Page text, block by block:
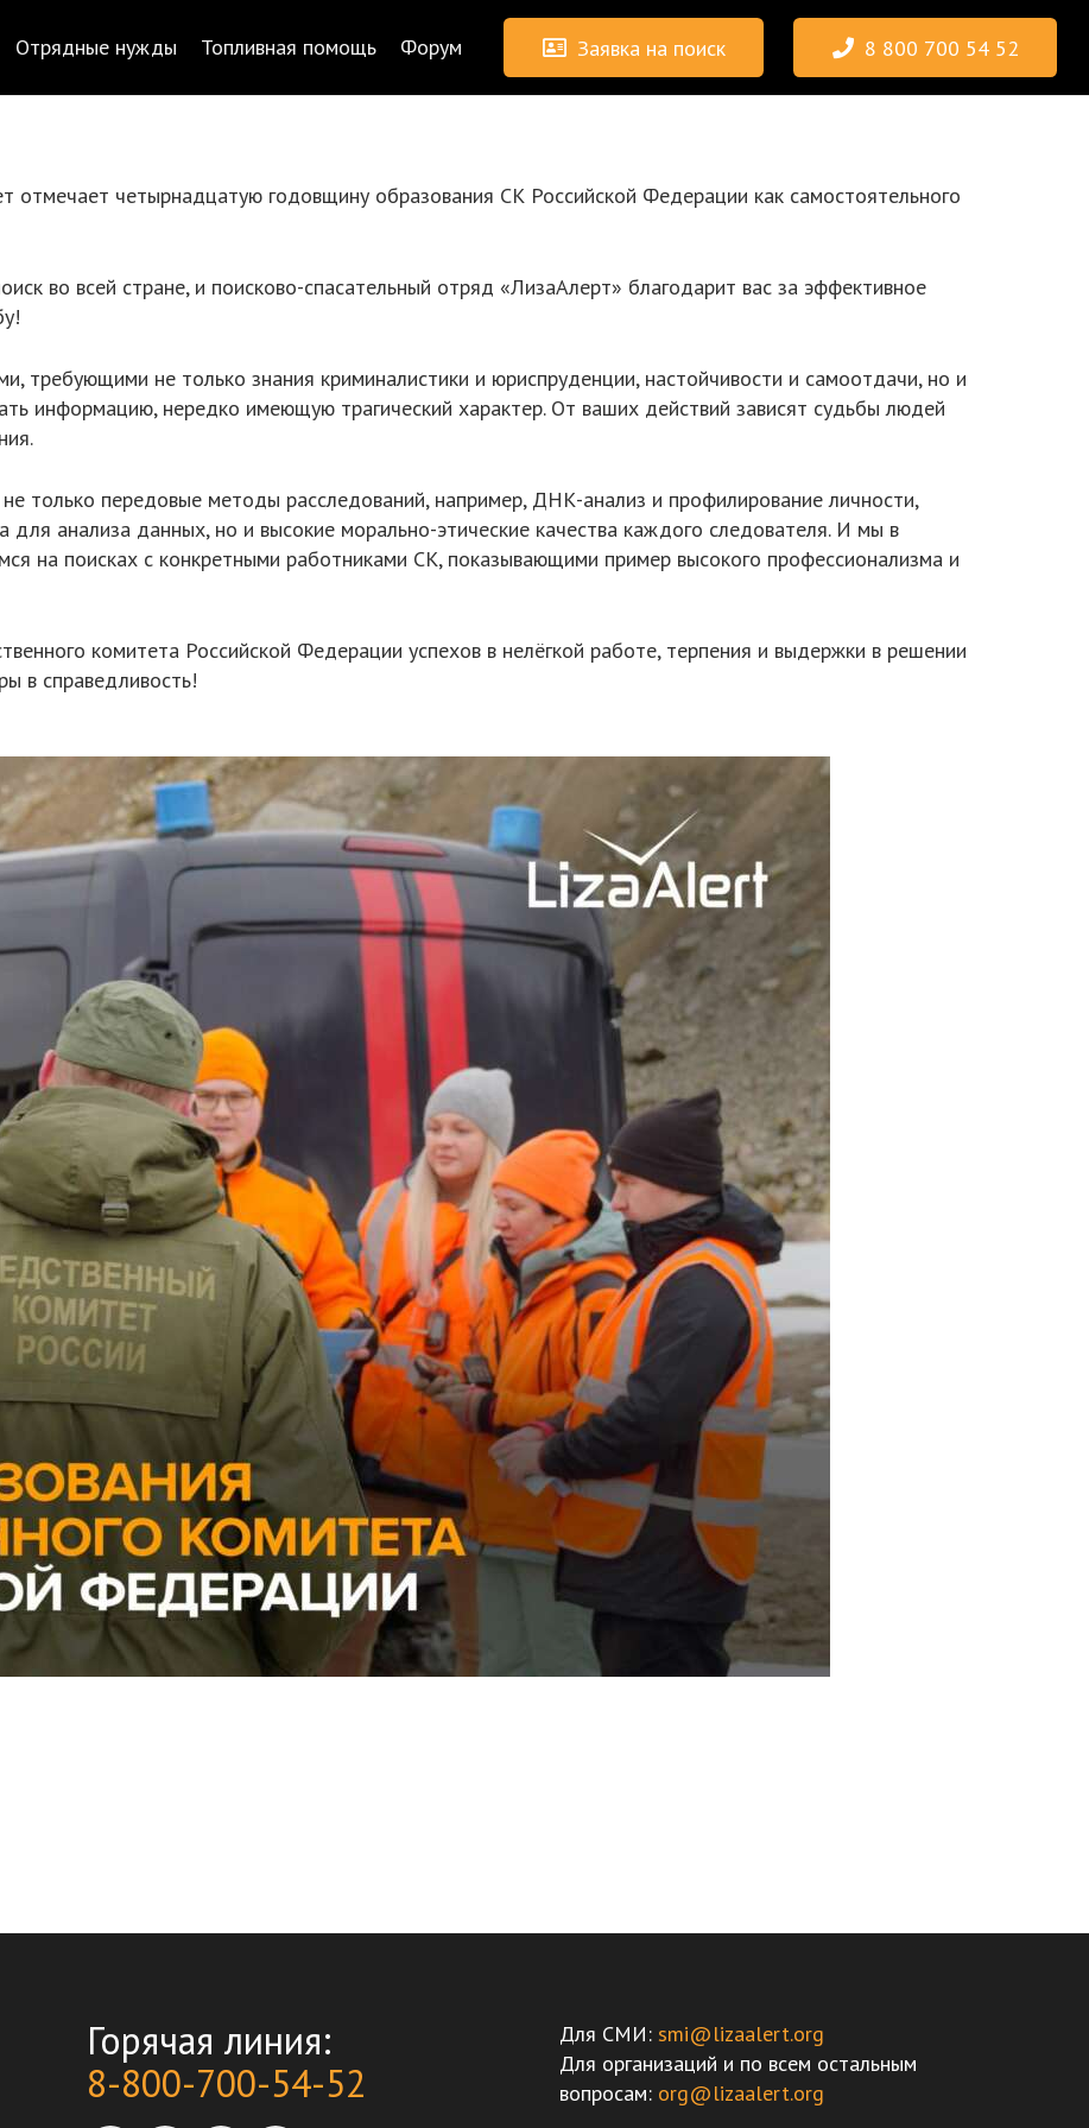
Отрядные нужды Топливная помощь Форум Заявка на поиск 8 800 700 54 52
отмечает четырнадцатую годовщину образования СК Российской Федерации как самостоятельного
во всей стране, и поисково-спасательный отряд «ЛизаАлерт» благодарит вас за эффективное
требующими не только знания криминалистики и юриспруденции, настойчивости и самоотдачи, но и
информацию, нередко имеющую трагический характер. От ваших действий зависят судьбы людей
только передовые методы расследований, например, ДНК-анализ и профилирование личности,
для анализа данных, но и высокие морально-этические качества каждого следователя. И мы в
на поисках с конкретными работниками СК, показывающими пример высокого профессионализма и
комитета Российской Федерации успехов в нелёгкой работе, терпения и выдержки в решении
в справедливость!
Горячая линия:
8-800-700-54-52
Для СМИ: smi@lizaalert.org
Для организаций и по всем остальным
вопросам: org@lizaalert.org